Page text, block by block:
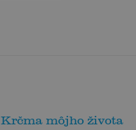
Krčma môjho života